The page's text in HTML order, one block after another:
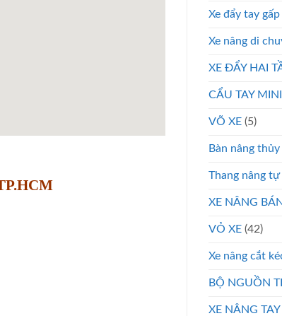
Xe đẩy tay gấp
Xe nâng di
XE ĐẨY HAI
CẨU TAY
VÕ XE (5)
Bàn nâng
Thang nâng tự
XE NÂNG
VỎ XE (42)
Xe nâng cắt
BỘ NGUỒN
XE NÂNG